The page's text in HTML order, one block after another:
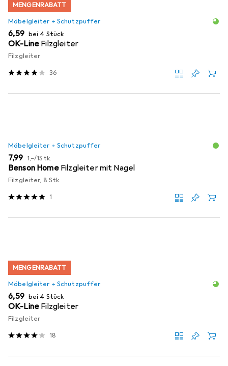
MENGENRABATT
Möbelgleiter + Schutzpuffer
EUR
6,59 bei 4 Stück
OK-Line Filzgleiter
Filzgleiter
36
Möbelgleiter + Schutzpuffer
EUR
7,99 EUR
1,–/1Stk.
Benson Home Filzgleiter mit Nagel
Filzgleiter, 8 Stk.
1
MENGENRABATT
Möbelgleiter + Schutzpuffer
EUR
6,59 bei 4 Stück
OK-Line Filzgleiter
Filzgleiter
18